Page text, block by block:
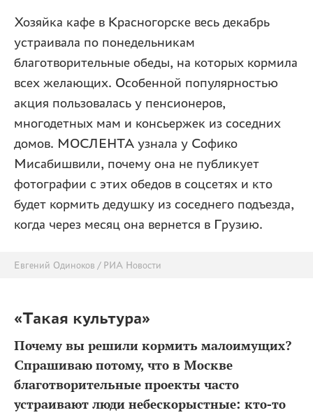
Хозяйка кафе в Красногорске весь декабрь
устраивала по понедельникам
благотворительные обеды, на которых кормила
всех желающих. Особенной популярностью
акция пользовалась у пенсионеров,
многодетных мам и консьержек из соседних
домов. МОСЛЕНТА узнала у Софико
Мисабишвили, почему она не публикует
фотографии с этих обедов в соцсетях и кто
будет кормить дедушку из соседнего подъезда,
когда через месяц она вернется в Грузию.
Евгений Одиноков / РИА Новости
«Такая культура»
Почему вы решили кормить малоимущих?
Спрашиваю потому, что в Москве
благотворительные проекты часто
устраивают люди небескорыстные: кто-то